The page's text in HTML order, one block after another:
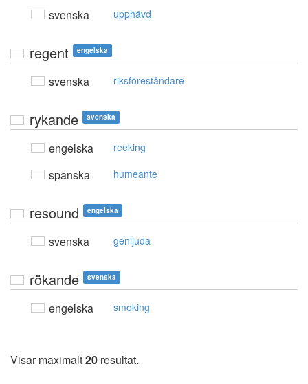
svenska upphävd
regent engelska
svenska riksföreståndare
rykande svenska
engelska reeking
spanska humeante
resound engelska
svenska genljuda
rökande svenska
engelska smoking
Visar maximalt20 resultat.